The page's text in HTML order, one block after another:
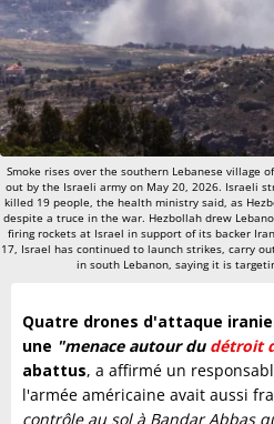
Smoke rises over the southern Lebanese village
out by the Israeli army on May 20, 2026. Israeli
killed 19 people, the health ministry said, as
despite a truce in the war. Hezbollah drew
firing rockets at Israel in support of its backer
17, Israel has continued to launch strikes, carry
in south Lebanon, saying it is
Quatre drones d'attaque
une "menace autour du détroit
abattus, a affirmé un
l'armée américaine avait aussi
contrôle au sol à Bandar Abbas